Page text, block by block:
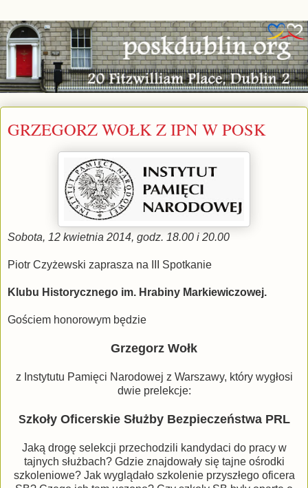
GRZEGORZ WOŁK Z IPN W POSK
Sobota, 12 kwietnia 2014, godz. 18.00 i 20.00
Piotr Czyżewski zaprasza na III Spotkanie
Klubu Historycznego im. Hrabiny Markiewiczowej.
Gościem honorowym będzie
Grzegorz Wołk
z Instytutu Pamięci Narodowej z Warszawy, który wygłosi
dwie prelekcje:
Szkoły Oficerskie Służby Bezpieczeństwa PRL
Jaką drogę selekcji przechodzili kandydaci do pracy w
tajnych służbach? Gdzie znajdowały się tajne ośrodki
szkoleniowe? Jak wyglądało szkolenie przyszłego oficera